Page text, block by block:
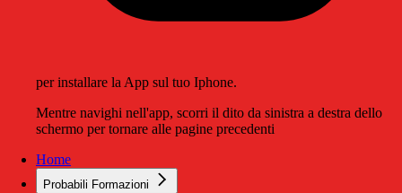
per installare la App sul tuo Iphone.
Mentre navighi nell'app, scorri il dito da sinistra a destra dello
schermo per tornare alle pagine precedenti
Home
Probabili Formazioni